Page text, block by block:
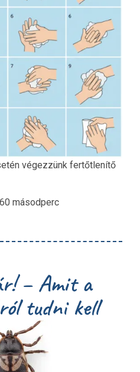
végezzünk fertőtlenítő
másodperc
– Amit a
tudni kell